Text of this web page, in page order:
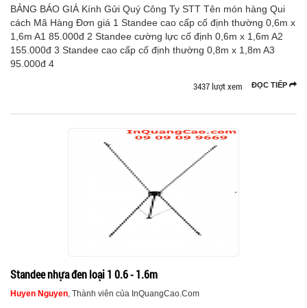
BẢNG BÁO GIÁ Kính Gửi Quý Công Ty STT Tên món hàng Qui
cách Mã Hàng Đơn giá 1 Standee cao cấp cố định thường 0,6m x
1,6m A1 85.000đ 2 Standee cường lực cố định 0,6m x 1,6m A2
155.000đ 3 Standee cao cấp cố định thường 0,8m x 1,8m A3
95.000đ 4
ĐỌC TIẾP
3437 lượt xem
Standee nhựa đen loại 1 0.6 - 1.6m
Huyen Nguyen, Thành viên của InQuangCao.Com